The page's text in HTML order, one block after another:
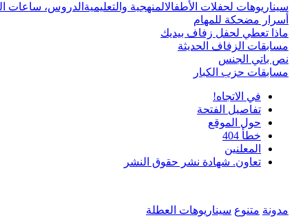
سيناريوهات لحفلات الأطفالالمنهجية والتعليمية الدروس، ساعات
أسرار مضحكة للمهام
ماذا تعطي لحفل زفاف بيديك
مسابقات الزفاف الحديثة
نص باتي الجنس
مسابقات حزب الكبار
في الاتجاه!
تفاصيل الفتحة
حول الموقع
خطأ 404
المعلنين
تعاون. شهادة نشر حقوق النشر
مدونة متنوع سيناريوهات العطلة